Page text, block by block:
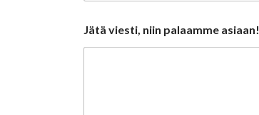
Jätä viesti, niin palaamme asiaan!